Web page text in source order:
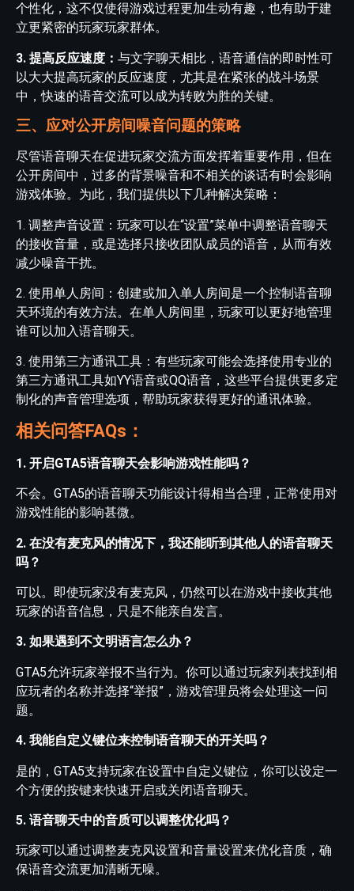
个性化，这不仅使得游戏过程更加生动有趣，也有助于建
立更紧密的玩家玩家群体。
3. 提高反应速度： 与文字聊天相比，语音通信的即时性可
以大大提高玩家的反应速度，尤其是在紧张的战斗场景
中，快速的语音交流可以成为转败为胜的关键。
三、应对公开房间噪音问题的策略
尽管语音聊天在促进玩家交流方面发挥着重要作用，但在
公开房间中，过多的背景噪音和不相关的谈话有时会影响
游戏体验。为此，我们提供以下几种解决策略：
1. 调整声音设置：玩家可以在“设置”菜单中调整语音聊天
的接收音量，或是选择只接收团队成员的语音，从而有效
减少噪音干扰。
2. 使用单人房间：创建或加入单人房间是一个控制语音聊
天环境的有效方法。在单人房间里，玩家可以更好地管理
谁可以加入语音聊天。
3. 使用第三方通讯工具：有些玩家可能会选择使用专业的
第三方通讯工具如YY语音或QQ语音，这些平台提供更多定
制化的声音管理选项，帮助玩家获得更好的通讯体验。
相关问答FAQs：
1. 开启GTA5语音聊天会影响游戏性能吗？
不会。GTA5的语音聊天功能设计得相当合理，正常使用对
游戏性能的影响甚微。
2. 在没有麦克风的情况下，我还能听到其他人的语音聊天
吗？
可以。即使玩家没有麦克风，仍然可以在游戏中接收其他
玩家的语音信息，只是不能亲自发言。
3. 如果遇到不文明语言怎么办？
GTA5允许玩家举报不当行为。你可以通过玩家列表找到相
应玩者的名称并选择“举报”，游戏管理员将会处理这一问
题。
4. 我能自定义键位来控制语音聊天的开关吗？
是的，GTA5支持玩家在设置中自定义键位，你可以设定一
个方便的按键来快速开启或关闭语音聊天。
5. 语音聊天中的音质可以调整优化吗？
玩家可以通过调整麦克风设置和音量设置来优化音质，确
保语音交流更加清晰无噪。